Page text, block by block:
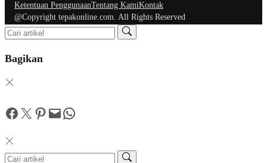
Ketentuan PenggunaanTentang KamiKontak
@Copyright tepakonline.com. All Rights Reserved
Bagikan
Facebook
Twitter
Pinterest
MailWhatsApp